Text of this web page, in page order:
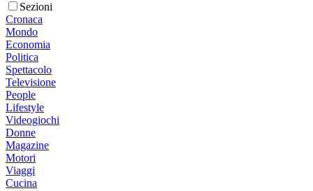
Sezioni
Cronaca
Mondo
Economia
Politica
Spettacolo
Televisione
People
Lifestyle
Videogiochi
Donne
Magazine
Motori
Viaggi
Cucina